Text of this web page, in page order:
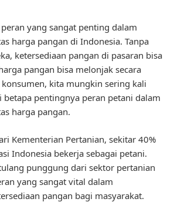
yang sangat penting dalam
harga pangan di Indonesia. Tanpa
ketersediaan pangan di pasaran bisa
pangan bisa melonjak secara
konsumen, kita mungkin sering kali
pentingnya peran petani dalam
harga pangan.
Kementerian Pertanian, sekitar 40%
Indonesia bekerja sebagai petani.
punggung dari sektor pertanian
yang sangat vital dalam
pangan bagi masyarakat.